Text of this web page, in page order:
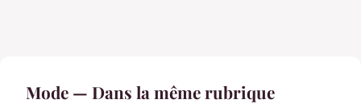
Mode — Dans la même rubrique